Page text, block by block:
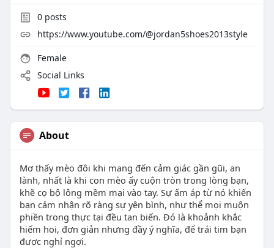
0posts
https://www.youtube.com/@jordan5shoes2013style
Female
Social Links
About
Mơ thấy mèo đôi khi mang đến cảm giác gần gũi, an
lành, nhất là khi con mèo ấy cuộn tròn trong lòng bạn,
khẽ cọ bộ lông mềm mại vào tay. Sự ấm áp từ nó khiến
bạn cảm nhận rõ ràng sự yên bình, như thể mọi muộn
phiền trong thực tại đều tan biến. Đó là khoảnh khắc
hiếm hoi, đơn giản nhưng đầy ý nghĩa, để trái tim bạn
được nghỉ ngơi.